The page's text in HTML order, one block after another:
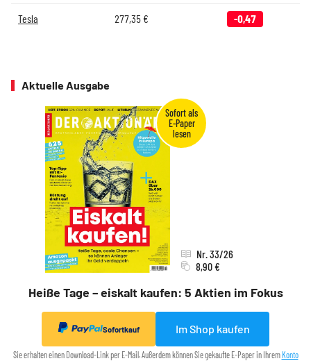
Tesla 277,35€ -0,47
Aktuelle Ausgabe
Heiße Tage – eiskalt kaufen: 5 Aktien im Fokus
Nr. 33/26
8,90 €
Sofortkauf Im Shop kaufen
Sie erhalten einen Download-Link per E-Mail. Außerdem können Sie gekaufte E-Paper in Ihrem Konto